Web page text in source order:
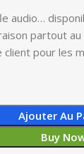
audio…
partout
client pour les
Ajouter Au
Buy